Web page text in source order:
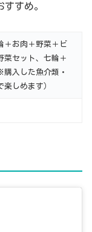
すめ。
＋お肉＋野菜＋ビ
菜セット、七輪＋
入した魚介類・
しめます）